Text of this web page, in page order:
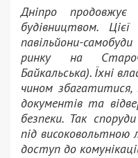
Дніпро
будівництвом.
павільйони-
ринку на
Байкальська). Їхні
чином
документів та
безпеки. Так
під високовольтною
доступ до